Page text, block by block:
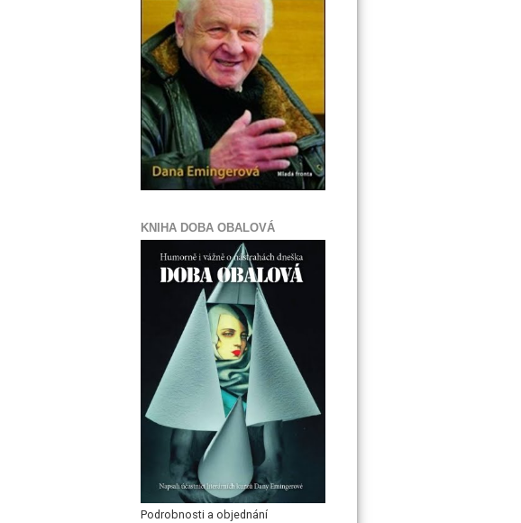
KNIHA DOBA OBALOVÁ
Podrobnosti a objednání